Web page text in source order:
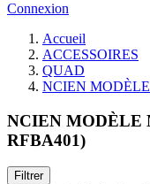
Connexion
Accueil
ACCESSOIRES
QUAD
NCIEN
NCIEN MODÈLE
RFBA401)
Filtrer